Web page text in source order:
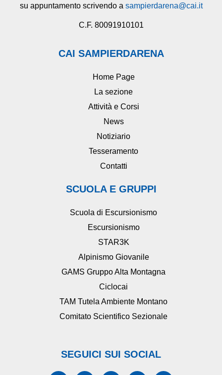
su appuntamento scrivendo a sampierdarena@cai.it
C.F. 80091910101
CAI SAMPIERDARENA
Home Page
La sezione
Attività e Corsi
News
Notiziario
Tesseramento
Contatti
SCUOLA E GRUPPI
Scuola di Escursionismo
Escursionismo
STAR3K
Alpinismo Giovanile
GAMS Gruppo Alta Montagna
Ciclocai
TAM Tutela Ambiente Montano
Comitato Scientifico Sezionale
SEGUICI SUI SOCIAL